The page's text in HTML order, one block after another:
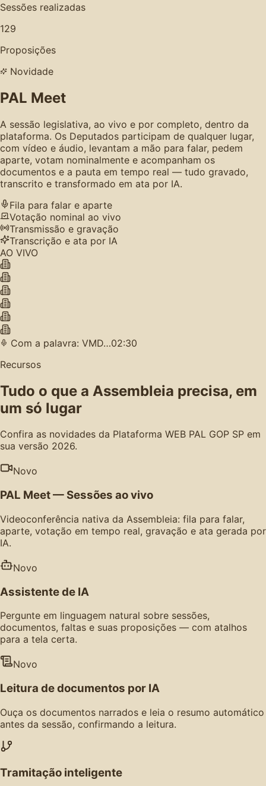
Sessões realizadas
129
Proposições
Novidade
PAL Meet
A sessão legislativa, ao vivo e por completo, dentro da
plataforma. Os Deputados participam de qualquer lugar,
com vídeo e áudio, levantam a mão para falar, pedem
aparte, votam nominalmente e acompanham os
documentos e a pauta em tempo real — tudo gravado,
transcrito e transformado em ata por IA.
Fila para falar e aparte
Votação nominal ao vivo
Transmissão e gravação
Transcrição e ata por IA
AO VIVO
Com a palavra: VMD…02:30
Recursos
Tudo o que a Assembleia precisa, em
um só lugar
Confira as novidades da Plataforma WEB PAL GOP SP em
sua versão 2026.
Novo
PAL Meet — Sessões ao vivo
Videoconferência nativa da Assembleia: fila para falar,
aparte, votação em tempo real, gravação e ata gerada por
IA.
Novo
Assistente de IA
Pergunte em linguagem natural sobre sessões,
documentos, faltas e suas proposições — com atalhos
para a tela certa.
Novo
Leitura de documentos por IA
Ouça os documentos narrados e leia o resumo automático
antes da sessão, confirmando a leitura.
Tramitação inteligente